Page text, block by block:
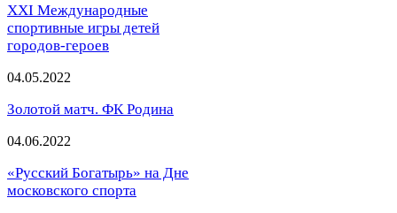
XXI Международные
спортивные игры детей
городов-героев
04.05.2022
Золотой матч. ФК Родина
04.06.2022
«Русский Богатырь» на Дне
московского спорта